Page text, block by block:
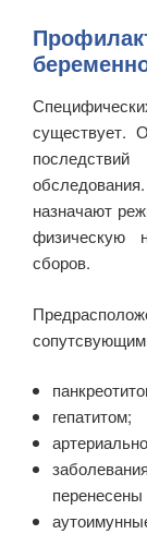
существует.
назначают
физическую
сборов.
гепатитом;
перенесены